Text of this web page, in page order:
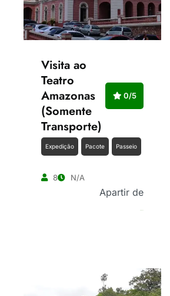
Visita ao
Teatro
Amazonas
(Somente
Transporte)
0/5
Expedição Pacote Passeio
8 N/A
Apartir de